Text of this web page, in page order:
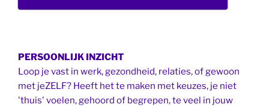
PERSOONLIJK INZICHT
Loop je vast in werk, gezondheid, relaties, of gewoon
met jeZELF? Heeft het te maken met keuzes, je niet
'thuis' voelen, gehoord of begrepen, te veel in jouw